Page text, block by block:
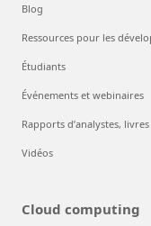
Blog
Ressources pour les
Étudiants
Événements et webinaires
Rapports d’analystes,
Vidéos
Cloud computing